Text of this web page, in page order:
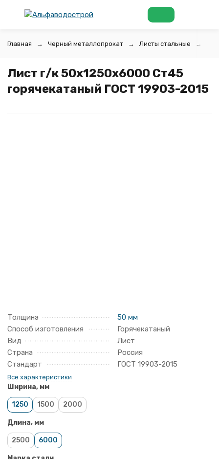
Главная Черный металлопрокат Листы стальные
Лист г/к 50х1250x6000 Ст45
горячекатаный ГОСТ 19903-2015
Толщина
50 мм
Способ изготовления
Горячекатаный
Вид
Лист
Страна
Россия
Стандарт
ГОСТ 19903-2015
Все характеристики
Ширина, мм
1250 1500 2000
Длина, мм
2500 6000